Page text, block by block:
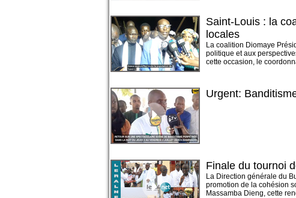
Saint-Louis : la
locales
La coalition Diomaye
politique et aux
cette occasion, le
Urgent:
Finale du tournoi
La Direction générale du
promotion de la cohésion
Massamba Dieng, cette